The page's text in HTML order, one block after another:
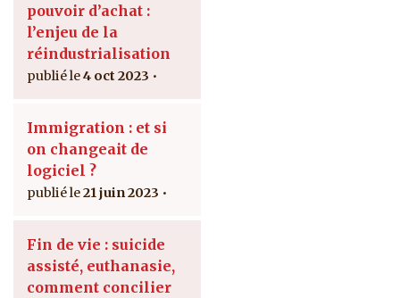
pouvoir d’achat :
l’enjeu de la
réindustrialisation
4 oct 2023
Immigration : et si
on changeait de
logiciel ?
21 juin 2023
Fin de vie : suicide
assisté, euthanasie,
comment concilier